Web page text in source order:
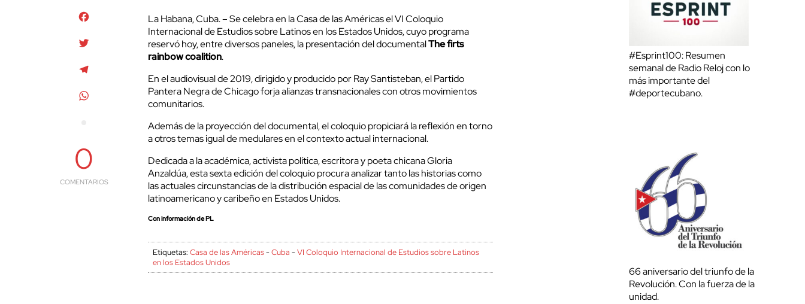
0
COMENTARIOS
La Habana, Cuba. – Se celebra en la Casa de las Américas el VI Coloquio
Internacional de Estudios sobre Latinos en los Estados Unidos, cuyo programa
reservó hoy, entre diversos paneles, la presentación del documentalThe firts
rainbow coalition.
En el audiovisual de 2019, dirigido y producido por Ray Santisteban, el Partido
Pantera Negra de Chicago forja alianzas transnacionales con otros movimientos
comunitarios.
Además de la proyección del documental, el coloquio propiciará la reflexión en torno
a otros temas igual de medulares en el contexto actual internacional.
Dedicada a la académica, activista política, escritora y poeta chicana Gloria
Anzaldúa, esta sexta edición del coloquio procura analizar tanto las historias como
las actuales circunstancias de la distribución espacial de las comunidades de origen
latinoamericano y caribeño en Estados Unidos.
Con información de PL
Etiquetas:Casa de las Américas-Cuba -VI Coloquio Internacional de Estudios sobre Latinos
en los Estados Unidos
#Esprint100: Resumen
semanal de Radio Reloj con lo
más importante del
#deportecubano.
66 aniversario del triunfo de la
Revolución. Con la fuerza de la
unidad.